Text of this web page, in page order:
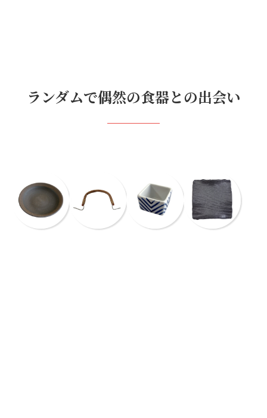
ランダムで偶然の食器との出会い